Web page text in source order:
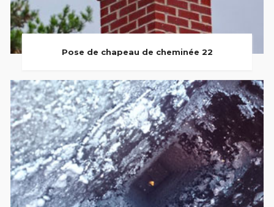
Pose de chapeau de cheminée 22